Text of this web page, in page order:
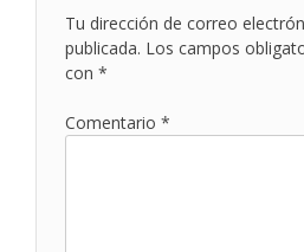
Tu dirección de correo
publicada. Los campos
con *
Comentario *